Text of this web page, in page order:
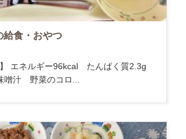
給食・おやつ
】 エネルギー96kcal たんぱく質2.3g
汁 野菜のコロ...